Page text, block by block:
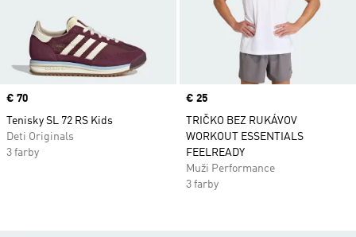
Price
€ 70
Tenisky SL 72 RS Kids
Deti Originals
3 farby
Price
€ 25
TRIČKO BEZ RUKÁVOV
WORKOUT ESSENTIALS
FEELREADY
Muži Performance
3 farby